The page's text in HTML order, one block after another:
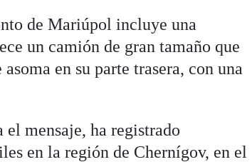
de Mariúpol incluye una
un camión de gran tamaño que
asoma en su parte trasera, con una
mensaje, ha registrado
en la región de Chernígov, en el